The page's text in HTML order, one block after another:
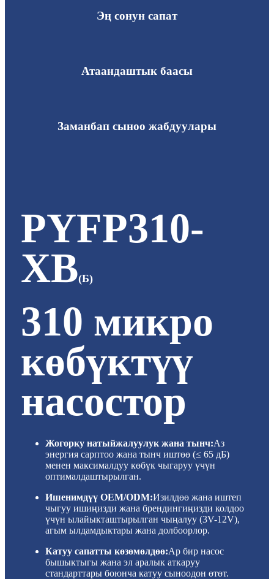
Эң сонун сапат
Атаандаштык баасы
Заманбап сыноо жабдуулары
PYFP310-
XB(Б)
310 микро
көбүктүү
насостор
Жогорку натыйжалуулук жана тынч:Аз
энергия сарптоо жана тынч иштөө (≤ 65 дБ)
менен максималдуу көбүк чыгаруу үчүн
оптималдаштырылган.
Ишенимдүү OEM/ODM:Изилдөө жана иштеп
чыгуу ишиңизди жана брендингиңизди колдоо
үчүн ылайыкташтырылган чыңалуу (3V-12V),
агым ылдамдыктары жана долбоорлор.
Катуу сапатты көзөмөлдөө:Ар бир насос
бышыктыгы жана эл аралык аткаруу
стандарттары боюнча катуу сыноодон өтөт.